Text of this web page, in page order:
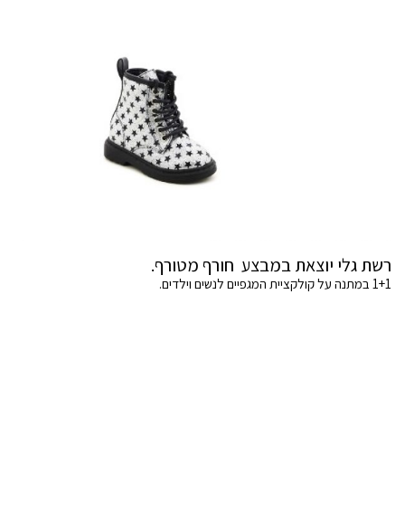
רשת גלי יוצאת במבצע חורף מטורף.
1+1 במתנה על קולקציית המגפיים לנשים וילדים.